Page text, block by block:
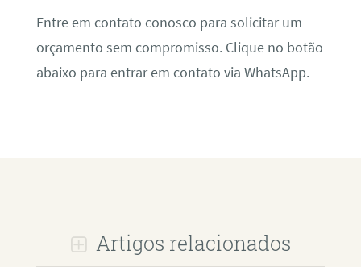
Entre em contato conosco para solicitar um
orçamento sem compromisso. Clique no botão
abaixo para entrar em contato via WhatsApp.
Artigos relacionados